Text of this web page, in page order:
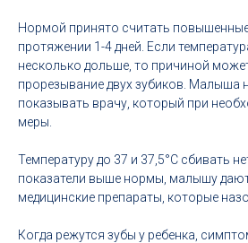
Нормой принято считать
протяжении 1-4 дней. Если
несколько дольше, то причиной
прорезывание двух зубиков. Малыша
показывать врачу, который при
меры.
Температуру до 37 и 37,5°С сбивать
показатели выше нормы, малышу
медицинские препараты, которые
Когда режутся зубы у ребенка,